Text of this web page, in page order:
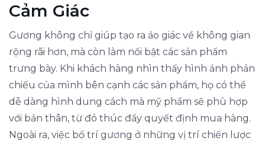
Cảm Giác
Gương không chỉ giúp tạo ra ảo giác về không gian
rộng rãi hơn, mà còn làm nổi bật các sản phẩm
trưng bày. Khi khách hàng nhìn thấy hình ảnh phản
chiếu của mình bên cạnh các sản phẩm, họ có thể
dễ dàng hình dung cách mà mỹ phẩm sẽ phù hợp
với bản thân, từ đó thúc đẩy quyết định mua hàng.
Ngoài ra, việc bố trí gương ở những vị trí chiến lược